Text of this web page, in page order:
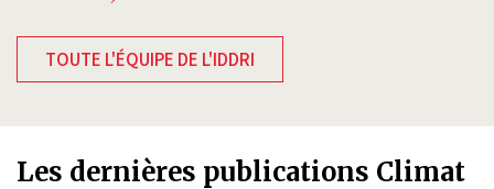
TOUTE L'ÉQUIPE DE L'IDDRI
Les dernières publications Climat